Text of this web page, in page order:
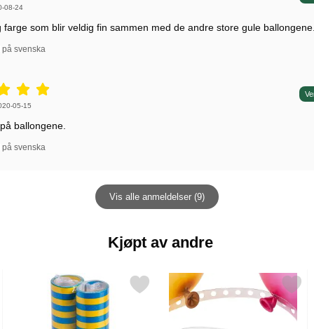
av:
08-24
farge som blir veldig fin sammen med de andre store gule ballongene.
svenska
stjerne av 5,
av:05-15
ballongene.
svenska
Vis alle anmeldelser (9)
Kjøpt av andre
som favoritt
Merk serpentiner 2-pakning Blå/Gul som favorittMerk ballongbånd